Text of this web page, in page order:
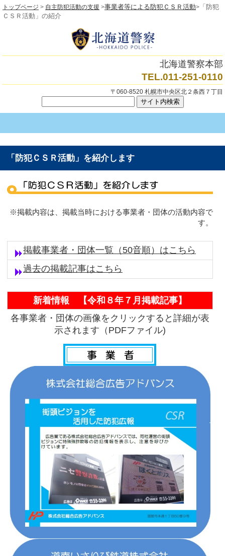
トップページ > 自主防犯活動の支援 >事業者等による防犯ＣＳＲ活動> 「防犯
ＣＳＲ活動」の紹介
北海道警察本部
TEL.011-251-0110
〒060-8520 札幌市中央区北２条西７丁目
「防犯ＣＳＲ活動」を紹介します
※掲載内容は、掲載当時における事業者・団体の活動内容で
す。
掲載事業者・団体一覧（50音順）はこちら
過去の掲載記事はこちら
新着情報 【令和８年７月掲載記事】
各事業者・団体の画像をクリックすると詳細が表
示されます（PDFファイル)